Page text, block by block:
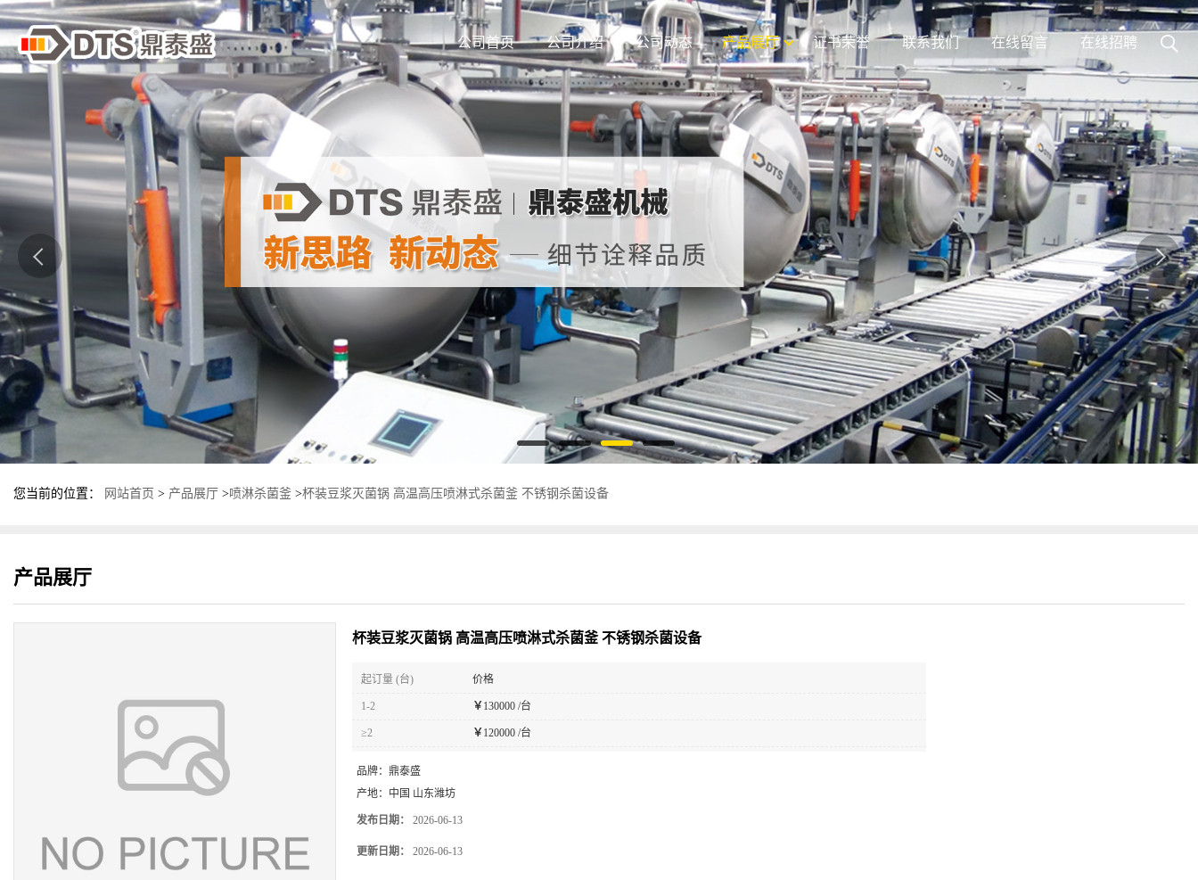
公司首页 公司介绍 公司动态 产品展厅 证书荣誉 联系我们 在线留言 在线招聘
您当前的位置： 网站首页 > 产品展厅 >喷淋杀菌釜 >杯装豆浆灭菌锅 高温高压喷淋式杀菌釜 不锈钢杀菌设备
产品展厅
杯装豆浆灭菌锅 高温高压喷淋式杀菌釜 不锈钢杀菌设备
起订量 (台) 价格
1-2 ￥ 130000 /台
≥2 ￥ 120000 /台
品牌： 鼎泰盛
产地： 中国 山东潍坊
发布日期： 2026-06-13
更新日期： 2026-06-13